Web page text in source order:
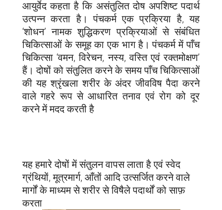
आयुर्वेद कहता है कि असंतुलित दोष अपशिष्ट पदार्थ
उत्पन्न करता है। पंचकर्म एक प्रक्रिया है, यह
‘शोधन’ नामक शुद्धिकरण प्रक्रियाओं से संबंधित
चिकित्साओं के समूह का एक भाग है। पंचकर्म में पाँच
चिकित्सा ‘वमन, विरेचन, नस्य, वस्ति एवं रक्तमोक्षण’
हैं। दोषों को संतुलित करने के समय पाँच चिकित्साओं
की यह श्रृंखला शरीर के अंदर जीवविष पैदा करने
वाले गहरे रूप से आधारित तनाव एवं रोग को दूर
करने में मदद करती है
यह हमारे दोषों में संतुलन वापस लाता है एवं स्वेद
ग्रंथियों, मूत्रमार्ग, आँतों आदि उत्सर्जित करने वाले
मार्गों के माध्यम से शरीर से विषैले पदार्थों को साफ़
करता